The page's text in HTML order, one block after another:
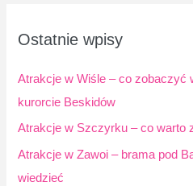
d
l
Ostatnie wpisy
Atrakcje w Wiśle – co zobaczyć
kurorcie Beskidów
Atrakcje w Szczyrku – co warto
Atrakcje w Zawoi – brama pod
wiedzieć